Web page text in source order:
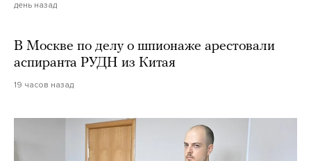
день назад
В Москве по делу о шпионаже арестовали
аспиранта РУДН из Китая
19 часов назад